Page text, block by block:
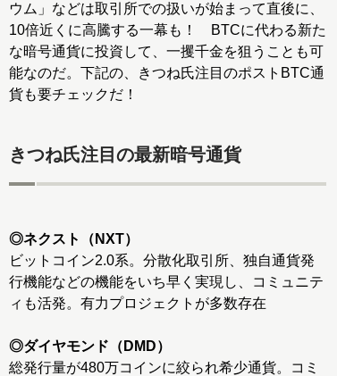
ウム」などは取引所での扱いが始まって直後に、
10倍近くに高騰する一幕も！ BTCに代わる新た
な暗号通貨に投資して、一攫千金を狙うことも可
能なのだ。下記の、きつね氏注目のポストBTC通
貨も要チェックだ！
きつね氏注目の最新暗号通貨
◎ネクスト（NXT）
ビットコイン2.0系。分散化取引所、独自通貨発
行機能などの機能をいち早く実現し、コミュニテ
ィも活発。有力プロジェクトが多数存在
◎ダイヤモンド（DMD）
総発行量が480万コインに絞られ希少通貨。コミ